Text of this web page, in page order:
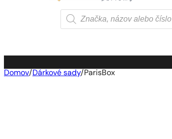
Products
search
Domov/ Dárkové sady/ ParisBox